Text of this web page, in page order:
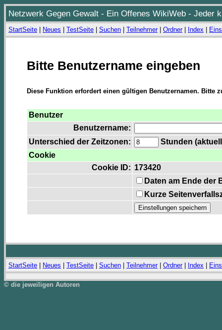
Netzwerk Gegen Gewalt - Ein Offenes WikiWeb - Jeder
StartSeite Neues TestSeite Suchen Teilnehmer| Ordner| Index
Bitte Benutzername eingeben
Diese Funktion erfordert einen gültigen Benutzernamen. Bitte
Benutzer
Benutzername:
Unterschied der Zeitzonen:
Stunden
Cookie
Cookie ID: 173420
Daten am Ende der
Kurze
StartSeite Neues TestSeite Suchen Teilnehmer| Ordner| Index
© die jeweiligen Autoren